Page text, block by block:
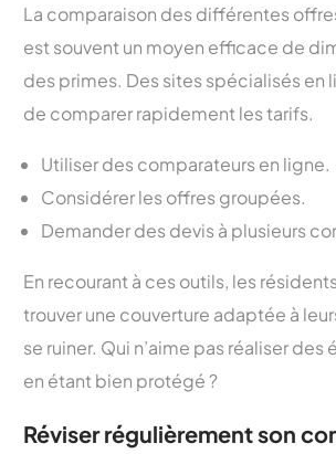
La comparaison des différentes
est souvent un moyen efficace de
des primes. Des sites spécialisés
de comparer rapidement les tarifs.
Utiliser des comparateurs en ligne.
Considérer les offres groupées.
Demander des devis à plusieurs
En recourant à ces outils, les
trouver une couverture adaptée à
se ruiner. Qui n’aime pas réaliser
en étant bien protégé ?
Réviser régulièrement son